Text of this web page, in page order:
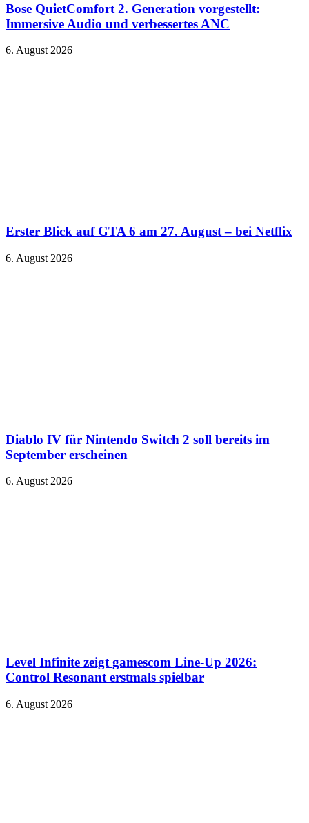
Bose QuietComfort 2. Generation vorgestellt:
Immersive Audio und verbessertes ANC
6. August 2026
Erster Blick auf GTA 6 am 27. August – bei Netflix
6. August 2026
Diablo IV für Nintendo Switch 2 soll bereits im
September erscheinen
6. August 2026
Level Infinite zeigt gamescom Line-Up 2026:
Control Resonant erstmals spielbar
6. August 2026